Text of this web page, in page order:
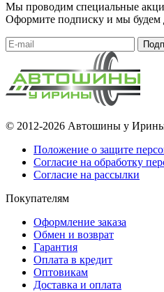
Мы проводим специальные
Оформите подписку и мы будем
© 2012-2026 Автошины у
Положение о защите
Согласие на обработку
Согласие на рассылки
Покупателям
Оформление заказа
Обмен и возврат
Гарантия
Оплата в кредит
Оптовикам
Доставка и оплата